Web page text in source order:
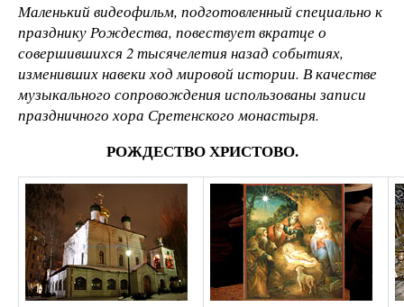
Маленький видеофильм, подготовленный специально к
празднику Рождества, повествует вкратце о
совершившихся 2 тысячелетия назад событиях,
изменивших навеки ход мировой истории. В качестве
музыкального сопровождения использованы записи
праздничного хора Сретенского монастыря.
РОЖДЕСТВО ХРИСТОВО.